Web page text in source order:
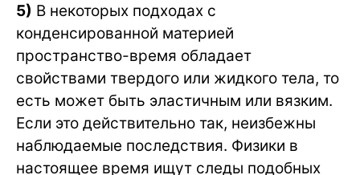
5) В некоторых подходах с
конденсированной материей
пространство-время обладает
свойствами твердого или жидкого тела, то
есть может быть эластичным или вязким.
Если это действительно так, неизбежны
наблюдаемые последствия. Физики в
настоящее время ищут следы подобных